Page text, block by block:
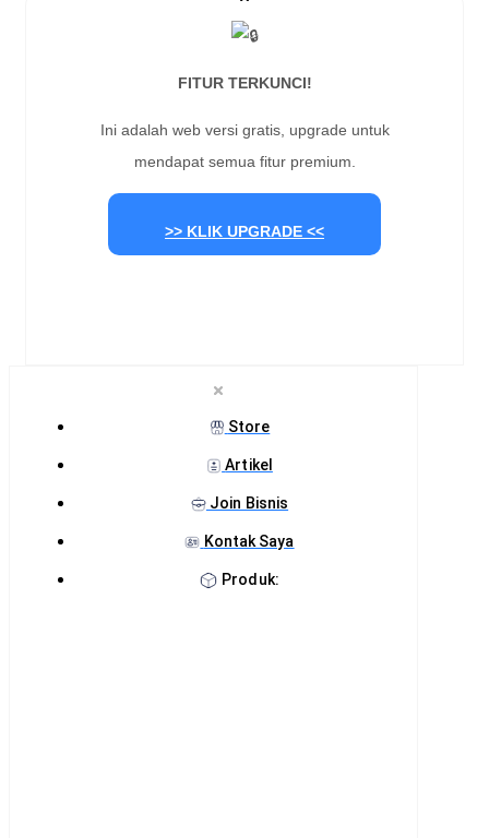
FITUR TERKUNCI!
Ini adalah web versi gratis, upgrade untuk
mendapat semua fitur premium.
>> KLIK UPGRADE <<
Store
Artikel
Join Bisnis
Kontak Saya
Produk: